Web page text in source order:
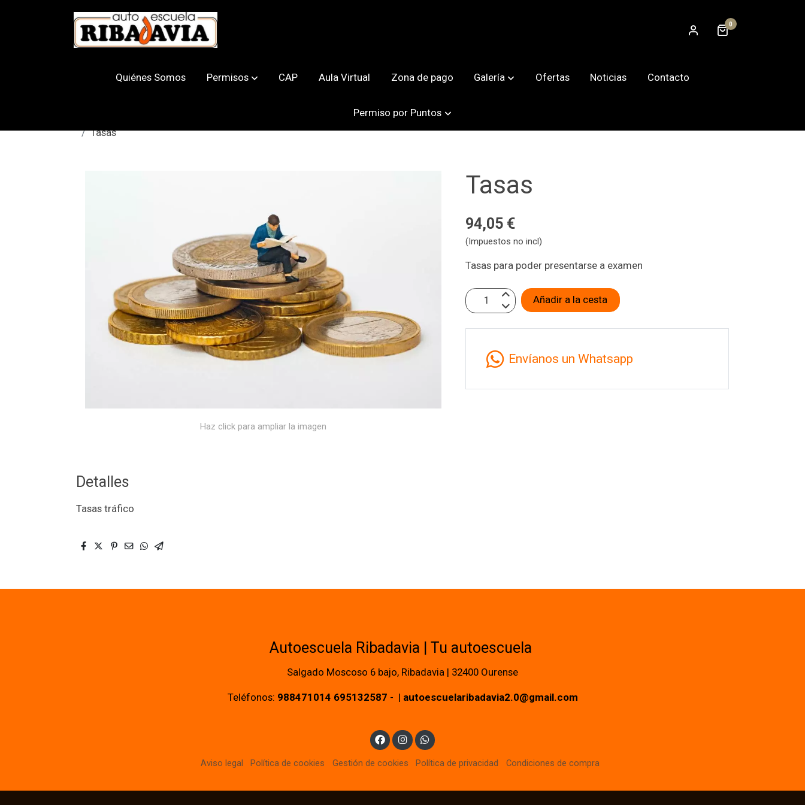
0
Quiénes Somos Permisos CAP Aula Virtual Zona de pago Galería Ofertas Noticias Contacto
Permiso por Puntos
Tasas
Haz click para ampliar la imagen
Detalles
Tasas tráfico
Tasas
94,05 €
(Impuestos no incl)
Tasas para poder presentarse a examen
Añadir a la cesta
Envíanos un Whatsapp
Autoescuela Ribadavia | Tu autoescuela
Salgado Moscoso 6 bajo, Ribadavia | 32400 Ourense
Teléfonos: 988471014 695132587 - | autoescuelaribadavia2.0@gmail.com
Aviso legal Política de cookies Gestión de cookies Política de privacidad Condiciones de compra